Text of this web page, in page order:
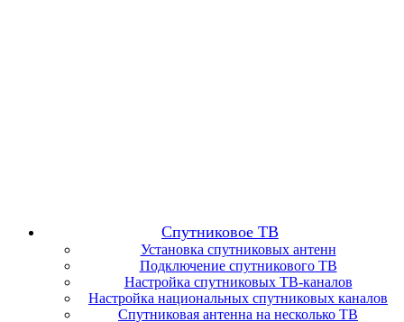
Спутниковое ТВ
Установка спутниковых антенн
Подключение спутникового ТВ
Настройка спутниковых ТВ-каналов
Настройка национальных спутниковых каналов
Спутниковая антенна на несколько ТВ